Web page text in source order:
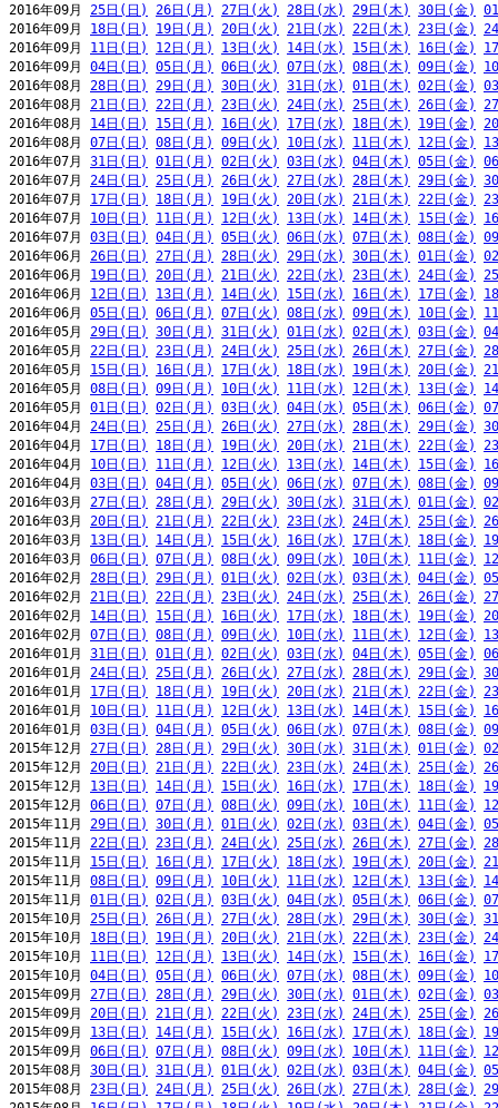
2016年09月 25日(日) 26日(月) 27日(火) 28日(水) 29日(木) 30日(金)
2016年09月 18日(日) 19日(月) 20日(火) 21日(水) 22日(木) 23日(金)
2016年09月 11日(日) 12日(月) 13日(火) 14日(水) 15日(木) 16日(金)
2016年09月 04日(日) 05日(月) 06日(火) 07日(水) 08日(木) 09日(金)
2016年08月 28日(日) 29日(月) 30日(火) 31日(水) 01日(木) 02日(金)
2016年08月 21日(日) 22日(月) 23日(火) 24日(水) 25日(木) 26日(金)
2016年08月 14日(日) 15日(月) 16日(火) 17日(水) 18日(木) 19日(金)
2016年08月 07日(日) 08日(月) 09日(火) 10日(水) 11日(木) 12日(金)
2016年07月 31日(日) 01日(月) 02日(火) 03日(水) 04日(木) 05日(金)
2016年07月 24日(日) 25日(月) 26日(火) 27日(水) 28日(木) 29日(金)
2016年07月 17日(日) 18日(月) 19日(火) 20日(水) 21日(木) 22日(金)
2016年07月 10日(日) 11日(月) 12日(火) 13日(水) 14日(木) 15日(金)
2016年07月 03日(日) 04日(月) 05日(火) 06日(水) 07日(木) 08日(金)
2016年06月 26日(日) 27日(月) 28日(火) 29日(水) 30日(木) 01日(金)
2016年06月 19日(日) 20日(月) 21日(火) 22日(水) 23日(木) 24日(金)
2016年06月 12日(日) 13日(月) 14日(火) 15日(水) 16日(木) 17日(金)
2016年06月 05日(日) 06日(月) 07日(火) 08日(水) 09日(木) 10日(金)
2016年05月 29日(日) 30日(月) 31日(火) 01日(水) 02日(木) 03日(金)
2016年05月 22日(日) 23日(月) 24日(火) 25日(水) 26日(木) 27日(金)
2016年05月 15日(日) 16日(月) 17日(火) 18日(水) 19日(木) 20日(金)
2016年05月 08日(日) 09日(月) 10日(火) 11日(水) 12日(木) 13日(金)
2016年05月 01日(日) 02日(月) 03日(火) 04日(水) 05日(木) 06日(金)
2016年04月 24日(日) 25日(月) 26日(火) 27日(水) 28日(木) 29日(金)
2016年04月 17日(日) 18日(月) 19日(火) 20日(水) 21日(木) 22日(金)
2016年04月 10日(日) 11日(月) 12日(火) 13日(水) 14日(木) 15日(金)
2016年04月 03日(日) 04日(月) 05日(火) 06日(水) 07日(木) 08日(金)
2016年03月 27日(日) 28日(月) 29日(火) 30日(水) 31日(木) 01日(金)
2016年03月 20日(日) 21日(月) 22日(火) 23日(水) 24日(木) 25日(金)
2016年03月 13日(日) 14日(月) 15日(火) 16日(水) 17日(木) 18日(金)
2016年03月 06日(日) 07日(月) 08日(火) 09日(水) 10日(木) 11日(金)
2016年02月 28日(日) 29日(月) 01日(火) 02日(水) 03日(木) 04日(金)
2016年02月 21日(日) 22日(月) 23日(火) 24日(水) 25日(木) 26日(金)
2016年02月 14日(日) 15日(月) 16日(火) 17日(水) 18日(木) 19日(金)
2016年02月 07日(日) 08日(月) 09日(火) 10日(水) 11日(木) 12日(金)
2016年01月 31日(日) 01日(月) 02日(火) 03日(水) 04日(木) 05日(金)
2016年01月 24日(日) 25日(月) 26日(火) 27日(水) 28日(木) 29日(金)
2016年01月 17日(日) 18日(月) 19日(火) 20日(水) 21日(木) 22日(金)
2016年01月 10日(日) 11日(月) 12日(火) 13日(水) 14日(木) 15日(金)
2016年01月 03日(日) 04日(月) 05日(火) 06日(水) 07日(木) 08日(金)
2015年12月 27日(日) 28日(月) 29日(火) 30日(水) 31日(木) 01日(金)
2015年12月 20日(日) 21日(月) 22日(火) 23日(水) 24日(木) 25日(金)
2015年12月 13日(日) 14日(月) 15日(火) 16日(水) 17日(木) 18日(金)
2015年12月 06日(日) 07日(月) 08日(火) 09日(水) 10日(木) 11日(金)
2015年11月 29日(日) 30日(月) 01日(火) 02日(水) 03日(木) 04日(金)
2015年11月 22日(日) 23日(月) 24日(火) 25日(水) 26日(木) 27日(金)
2015年11月 15日(日) 16日(月) 17日(火) 18日(水) 19日(木) 20日(金)
2015年11月 08日(日) 09日(月) 10日(火) 11日(水) 12日(木) 13日(金)
2015年11月 01日(日) 02日(月) 03日(火) 04日(水) 05日(木) 06日(金)
2015年10月 25日(日) 26日(月) 27日(火) 28日(水) 29日(木) 30日(金)
2015年10月 18日(日) 19日(月) 20日(火) 21日(水) 22日(木) 23日(金)
2015年10月 11日(日) 12日(月) 13日(火) 14日(水) 15日(木) 16日(金)
2015年10月 04日(日) 05日(月) 06日(火) 07日(水) 08日(木) 09日(金)
2015年09月 27日(日) 28日(月) 29日(火) 30日(水) 01日(木) 02日(金)
2015年09月 20日(日) 21日(月) 22日(火) 23日(水) 24日(木) 25日(金)
2015年09月 13日(日) 14日(月) 15日(火) 16日(水) 17日(木) 18日(金)
2015年09月 06日(日) 07日(月) 08日(火) 09日(水) 10日(木) 11日(金)
2015年08月 30日(日) 31日(月) 01日(火) 02日(水) 03日(木) 04日(金)
2015年08月 23日(日) 24日(月) 25日(火) 26日(水) 27日(木) 28日(金)